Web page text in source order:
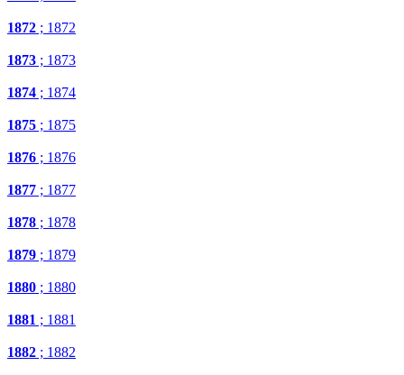
1872 ; 1872
1873 ; 1873
1874 ; 1874
1875 ; 1875
1876 ; 1876
1877 ; 1877
1878 ; 1878
1879 ; 1879
1880 ; 1880
1881 ; 1881
1882 ; 1882